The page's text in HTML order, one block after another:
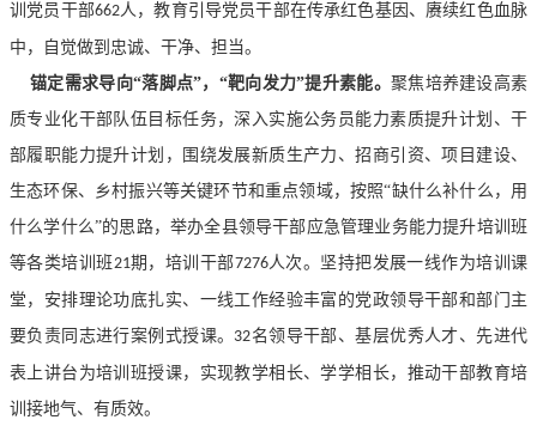
训党员干部662人，教育引导党员干部在传承红色基因、赓续红色血脉
中，自觉做到忠诚、干净、担当。
锚定需求导向“落脚点”，“靶向发力”提升素能。 聚焦培养建设高素
质专业化干部队伍目标任务，深入实施公务员能力素质提升计划、干
部履职能力提升计划，围绕发展新质生产力、招商引资、项目建设、
生态环保、乡村振兴等关键环节和重点领域，按照“缺什么补什么，用
什么学什么”的思路，举办全县领导干部应急管理业务能力提升培训班
等各类培训班21期，培训干部7276人次。坚持把发展一线作为培训课
堂，安排理论功底扎实、一线工作经验丰富的党政领导干部和部门主
要负责同志进行案例式授课。 32名领导干部、基层优秀人才、先进代
表上讲台为培训班授课，实现教学相长、学学相长，推动干部教育培
训接地气、有质效。